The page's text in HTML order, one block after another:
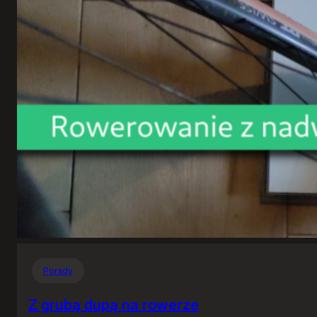
Porady
Z grubą dupą na rowerze